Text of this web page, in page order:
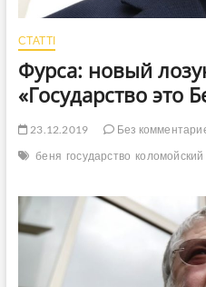
СТАТТІ
Фурса: новый
«Государство это
23.12.2019
Без
беня государство коломойский